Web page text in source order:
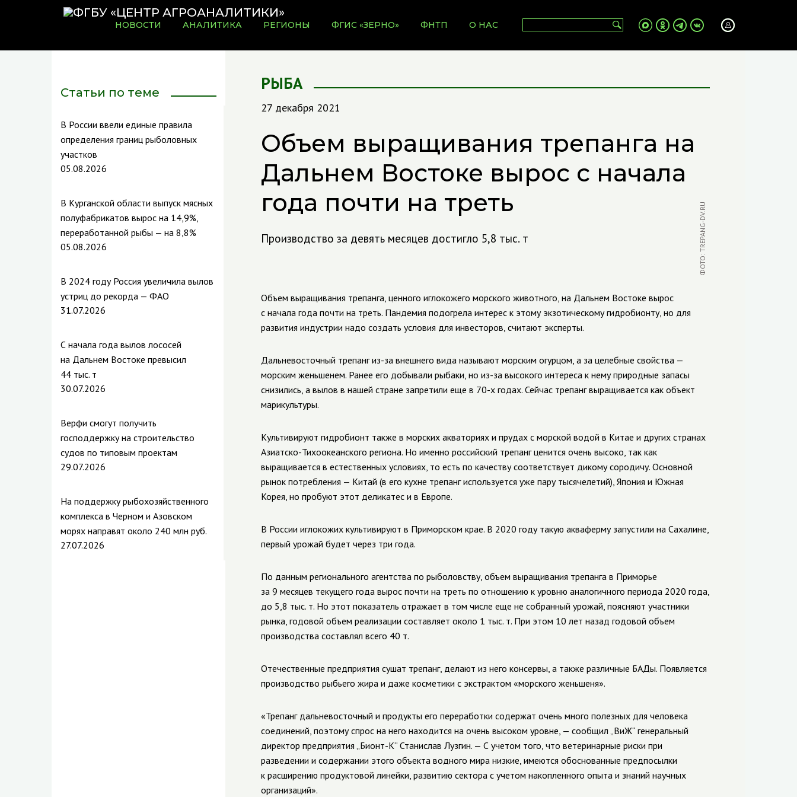
НОВОСТИ АНАЛИТИКА РЕГИОНЫ ФГИС «ЗЕРНО» ФНТП О НАС
Статьи по теме
В России ввели единые правила
определения границ рыболовных
участков
05.08.2026
В Курганской области выпуск мясных
полуфабрикатов вырос на 14,9%,
переработанной рыбы — на 8,8%
05.08.2026
В 2024 году Россия увеличила вылов
устриц до рекорда — ФАО
31.07.2026
С начала года вылов лососей
на Дальнем Востоке превысил
44 тыс. т
30.07.2026
Верфи смогут получить
господдержку на строительство
судов по типовым проектам
29.07.2026
На поддержку рыбохозяйственного
комплекса в Черном и Азовском
морях направят около 240 млн руб.
27.07.2026
РЫБА
27 декабря 2021
Объем выращивания трепанга на
Дальнем Востоке вырос с начала
года почти на треть
Производство за девять месяцев достигло 5,8 тыс. т ФОТО: TREPANG-DV.RU
Объем выращивания трепанга, ценного иглокожего морского животного, на Дальнем Востоке вырос
с начала года почти на треть. Пандемия подогрела интерес к этому экзотическому гидробионту, но для
развития индустрии надо создать условия для инвесторов, считают эксперты.
Дальневосточный трепанг из-за внешнего вида называют морским огурцом, а за целебные свойства —
морским женьшенем. Ранее его добывали рыбаки, но из-за высокого интереса к нему природные запасы
снизились, а вылов в нашей стране запретили еще в 70-х годах. Сейчас трепанг выращивается как объект
марикультуры.
Культивируют гидробионт также в морских акваториях и прудах с морской водой в Китае и других странах
Азиатско-Тихоокеанского региона. Но именно российский трепанг ценится очень высоко, так как
выращивается в естественных условиях, то есть по качеству соответствует дикому сородичу. Основной
рынок потребления — Китай (в его кухне трепанг используется уже пару тысячелетий), Япония и Южная
Корея, но пробуют этот деликатес и в Европе.
В России иглокожих культивируют в Приморском крае. В 2020 году такую акваферму запустили на Сахалине,
первый урожай будет через три года.
По данным регионального агентства по рыболовству, объем выращивания трепанга в Приморье
за 9 месяцев текущего года вырос почти на треть по отношению к уровню аналогичного периода 2020 года,
до 5,8 тыс. т. Но этот показатель отражает в том числе еще не собранный урожай, поясняют участники
рынка, годовой объем реализации составляет около 1 тыс. т. При этом 10 лет назад годовой объем
производства составлял всего 40 т.
Отечественные предприятия сушат трепанг, делают из него консервы, а также различные БАДы. Появляется
производство рыбьего жира и даже косметики с экстрактом «морского женьшеня».
«Трепанг дальневосточный и продукты его переработки содержат очень много полезных для человека
соединений, поэтому спрос на него находится на очень высоком уровне, — сообщил „ВиЖ“ генеральный
директор предприятия „Бионт-К“ Станислав Лузгин. — С учетом того, что ветеринарные риски при
разведении и содержании этого объекта водного мира низкие, имеются обоснованные предпосылки
к расширению продуктовой линейки, развитию сектора с учетом накопленного опыта и знаний научных
организаций».